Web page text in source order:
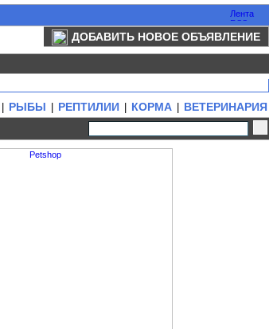
ДОБАВИТЬ НОВОЕ ОБЪЯВЛЕНИЕ
РЫБЫ РЕПТИЛИИ КОРМА
ВЕТЕРИНАРИЯ